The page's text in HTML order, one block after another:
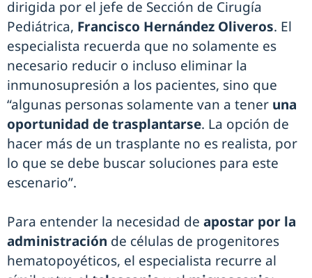
dirigida por el jefe de Sección de Cirugía
Pediátrica, Francisco Hernández Oliveros. El
especialista recuerda que no solamente es
necesario reducir o incluso eliminar la
inmunosupresión a los pacientes, sino que
“algunas personas solamente van a tener una
oportunidad de trasplantarse. La opción de
hacer más de un trasplante no es realista, por
lo que se debe buscar soluciones para este
escenario”.
Para entender la necesidad de apostar por la
administración de células de progenitores
hematopoyéticos, el especialista recurre al